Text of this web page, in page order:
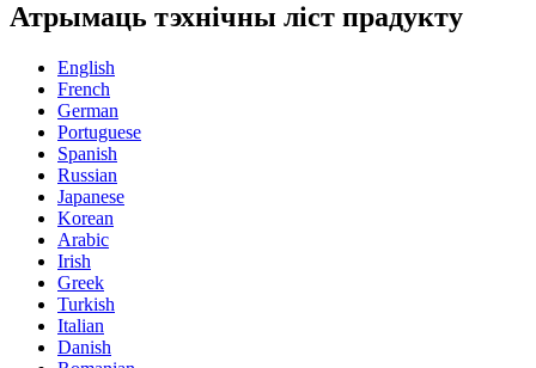
Атрымаць тэхнічны ліст прадукту
English
French
German
Portuguese
Spanish
Russian
Japanese
Korean
Arabic
Irish
Greek
Turkish
Italian
Danish